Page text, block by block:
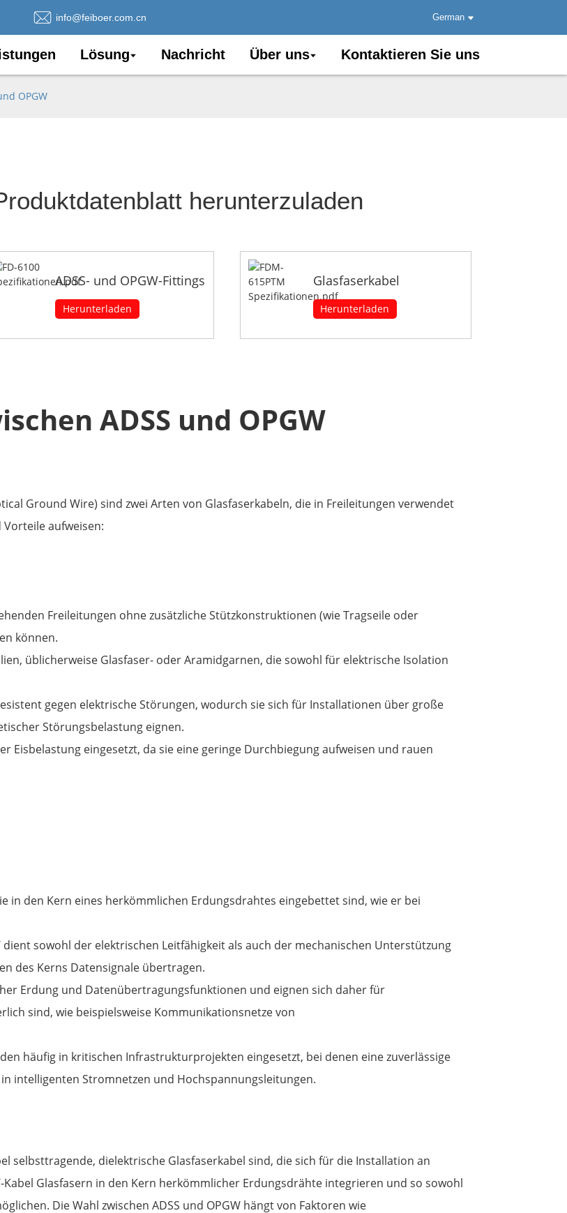
info@feiboer.com.cn German
Lösung Nachricht Über uns Kontaktieren Sie uns
OPGW
herunterzuladen
ADSS- und OPGW-Fittings
Herunterladen
Glasfaserkabel
Herunterladen
ADSS und OPGW
Ground Wire) sind zwei Arten von Glasfaserkabeln, die in Freileitungen verwendet
aufweisen:
Freileitungen ohne zusätzliche Stützkonstruktionen (wie Tragseile oder
können.
üblicherweise Glasfaser- oder Aramidgarnen, die sowohl für elektrische Isolation
gegen elektrische Störungen, wodurch sie sich für Installationen über große
Störungsbelastung eignen.
Eisbelastung eingesetzt, da sie eine geringe Durchbiegung aufweisen und rauen
in den Kern eines herkömmlichen Erdungsdrahtes eingebettet sind, wie er bei
sowohl der elektrischen Leitfähigkeit als auch der mechanischen Unterstützung
des Kerns Datensignale übertragen.
Erdung und Datenübertragungsfunktionen und eignen sich daher für
sind, wie beispielsweise Kommunikationsnetze von
häufig in kritischen Infrastrukturprojekten eingesetzt, bei denen eine zuverlässige
intelligenten Stromnetzen und Hochspannungsleitungen.
selbsttragende, dielektrische Glasfaserkabel sind, die sich für die Installation an
Glasfasern in den Kern herkömmlicher Erdungsdrähte integrieren und so sowohl
Die Wahl zwischen ADSS und OPGW hängt von Faktoren wie